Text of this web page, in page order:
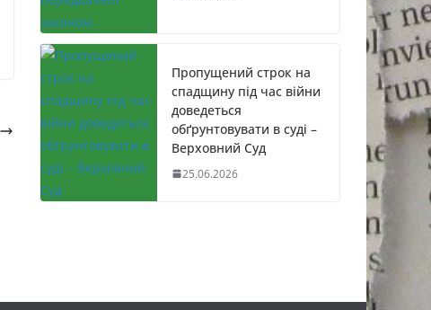
Пропущений строк на
спадщину під час війни
доведеться
обґрунтовувати в суді –
Верховний Суд
25.06.2026